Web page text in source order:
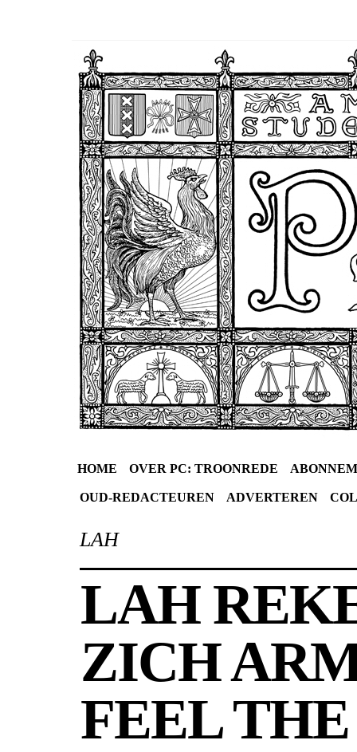
HOME OVER PC: TROONREDE
OUD-REDACTEUREN ADVERTEREN
LAH
LAH
ZICH
FEEL